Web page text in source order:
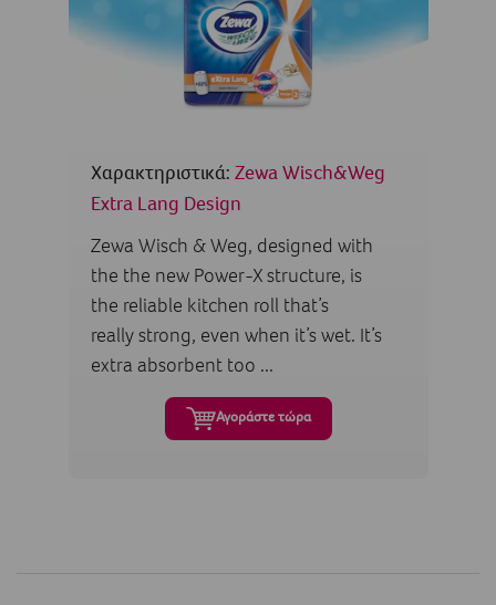
Χαρακτηριστικά: Zewa Wisch&Weg
Extra Lang Design
Zewa Wisch & Weg, designed with
the the new Power-X structure, is
the reliable kitchen roll that’s
really strong, even when it’s wet. It’s
extra absorbent too ...
Αγοράστε τώρα